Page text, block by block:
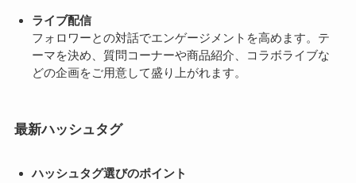
ライブ配信
フォロワーとの対話でエンゲージメントを高めます。テ
ーマを決め、質問コーナーや商品紹介、コラボライブな
どの企画をご用意して盛り上がれます。
最新ハッシュタグ
ハッシュタグ選びのポイント